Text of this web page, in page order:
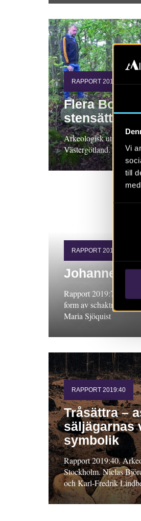
Vi
till
RAPPORT 2019:72
Flera
stensättning
Arkeologisk utredning
Västergötland. Glenn
RAPPORT 2019:74
Rapport 2019:74.
form av
Maria Sjöquist
RAPPORT 2019:40
Tråsättra –
säljägarnas
symbolik
Rapport 2019:40.
Stockholm. Niclas
och Karl-Fredrik